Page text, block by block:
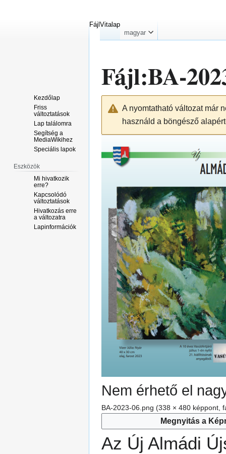
Fájl:BA-
navigációhoz
kereséshez
A nyomtatható változat már
használd a böngésző
Nem érhető el
BA-2023-06.png (338 × 480 képpont,
Megnyitás a
Az Új Almádi
Fájl Vitalap
magyar
Kezdőlap
Friss
változtatások
Lap találomra
Segítség a
MediaWikihez
Speciális lapok
Eszközök
Mi hivatkozik
erre?
Kapcsolódó
változtatások
Hivatkozás erre
a változatra
Lapinformációk